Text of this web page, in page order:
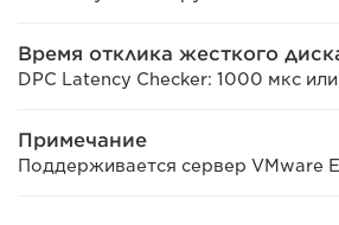
Время отклика жесткого
DPC Latency Checker: 1000 мкс
Примечание
Поддерживается сервер VMware